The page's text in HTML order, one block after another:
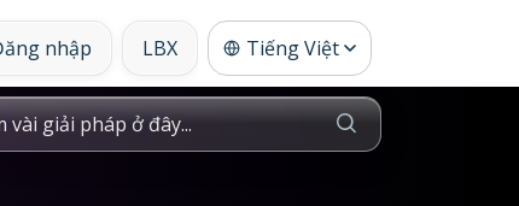
nhập LBX Tiếng Việt